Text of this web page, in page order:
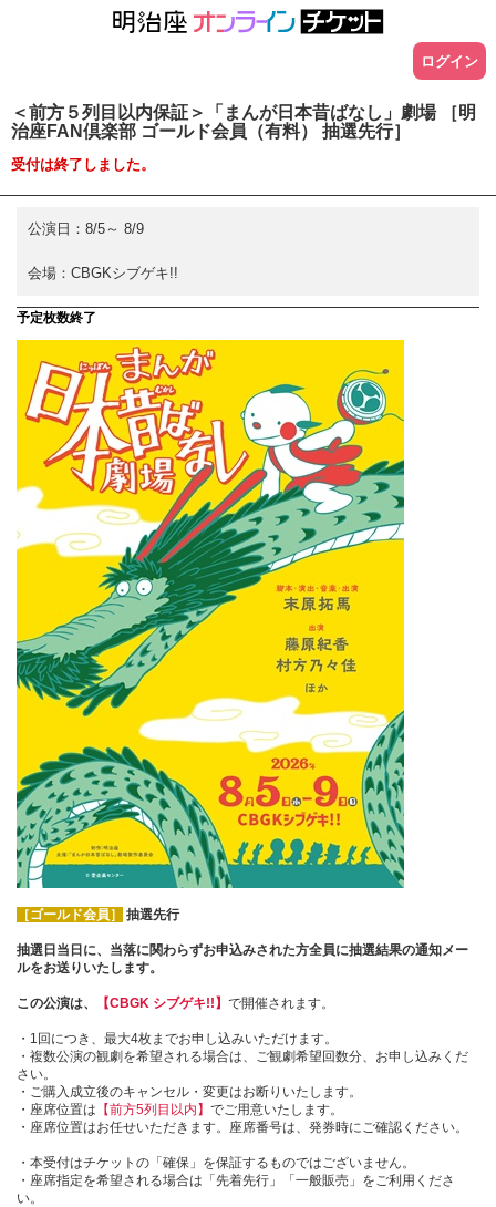
ログイン
＜前方５列目以内保証＞「まんが日本昔ばなし」劇場 ［明
治座FAN倶楽部 ゴールド会員（有料） 抽選先行］
受付は終了しました。
公演日： 8/5～ 8/9
会場： CBGKシブゲキ!!
予定枚数終了
［ゴールド会員］ 抽選先行
抽選日当日に、当落に関わらずお申込みされた方全員に抽選結果の通知メー
ルをお送りいたします。
この公演は、 【CBGK シブゲキ!!】 で開催されます。
・1回につき、最大4枚までお申し込みいただけます。
・複数公演の観劇を希望される場合は、ご観劇希望回数分、お申し込みくだ
さい。
・ご購入成立後のキャンセル・変更はお断りいたします。
・座席位置は 【前方5列目以内】 でご用意いたします。
・座席位置はお任せいただきます。座席番号は、発券時にご確認ください。
・本受付はチケットの「確保」を保証するものではございません。
・座席指定を希望される場合は「先着先行」「一般販売」をご利用くださ
い。